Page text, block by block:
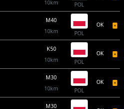
10km
POL
M40
10km
POL
OK
K50
10km
POL
OK
M30
10km
POL
OK
M30